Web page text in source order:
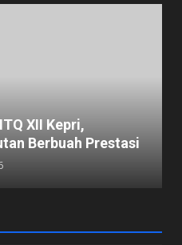
XII Kepri,
Berbuah Prestasi